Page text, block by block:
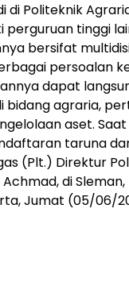
di Politeknik
perguruan tinggi
bersifat
persoalan
dapat
bidang agraria,
aset.
taruna
(Plt.) Direktur
Achmad, di
Jumat (05/06/